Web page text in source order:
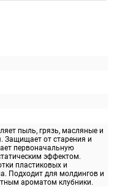
пыль, грязь, масляные и
Защищает от старения и
первоначальную
эффектом.
пластиковых и
Подходит для молдингов и
ароматом клубники.